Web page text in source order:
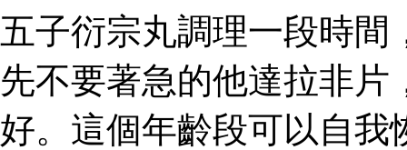
五子衍宗丸調理一段時
先不要著急的他達拉非
好。這個年齡段可以自我